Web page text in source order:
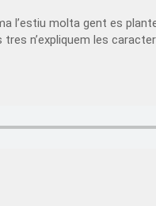
l’estiu molta gent es
n’expliquem les